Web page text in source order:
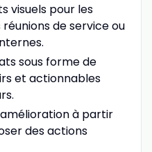
visuels pour les
réunions de service ou
sous forme de
et actionnables
à partir
des actions